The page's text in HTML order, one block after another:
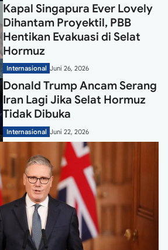
Kapal Singapura Ever Lovely
Dihantam Proyektil, PBB
Hentikan Evakuasi di Selat
Hormuz
Internasional Juni 26, 2026
Donald Trump Ancam Serang
Iran Lagi Jika Selat Hormuz
Tidak Dibuka
Internasional Juni 22, 2026